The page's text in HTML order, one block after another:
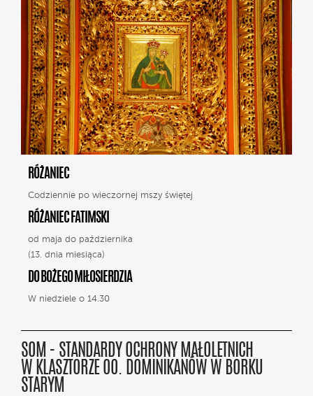
RÓŻANIEC
Codziennie po wieczornej mszy świętej
RÓŻANIEC FATIMSKI
od maja do października
(13. dnia miesiąca)
DO BOŻEGO MIŁOSIERDZIA
W niedziele o 14.30
SOM - STANDARDY OCHRONY MAŁOLETNICH
W KLASZTORZE OO. DOMINIKANÓW W BORKU
STARYM